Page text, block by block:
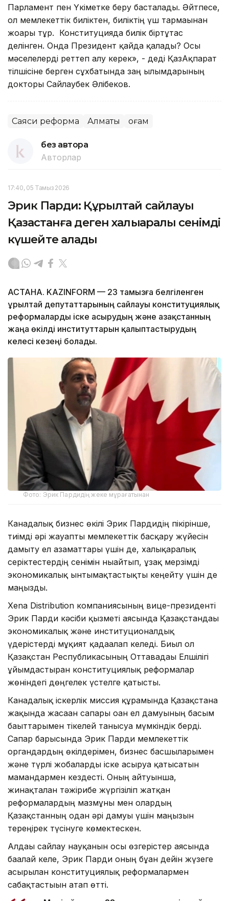
Парламент пен Үкіметке беру басталады. Әйтпесе,
ол мемлекеттік биліктен, биліктің үш тармағынан
жоғары тұр. Конституцияда билік біртұтас
делінген. Онда Президент қайда қалады? Осы
мәселелерді реттеп алу керек», - деді ҚазАқпарат
тілшісіне берген сұхбатында заң ғылымдарының
докторы Сайлаубек Әлібеков.
Саяси реформа Алматы Қоғам
без автора
Авторлар
17:40, 05 Тамыз 2026
Эрик Парди: Құрылтай сайлауы
Қазақстанға деген халықаралық сенімді
күшейте алады
АСТАНА. KAZINFORM — 23 тамызға белгіленген
Құрылтай депутаттарының сайлауы конституциялық
реформаларды іске асырудың және Қазақстанның
жаңа өкілді институттарын қалыптастырудың
келесі кезеңі болады.
Фото: Эрик Пардидің жеке мұрағатынан
Канадалық бизнес өкілі Эрик Пардидің пікірінше,
тиімді әрі жауапты мемлекеттік басқару жүйесін
дамыту ел азаматтары үшін де, халықаралық
серіктестердің сенімін нығайтып, ұзақ мерзімді
экономикалық ынтымақтастықты кеңейту үшін де
маңызды.
Xena Distribution компаниясының вице-президенті
Эрик Парди кәсіби қызметі аясында Қазақстандағы
экономикалық және институционалдық
үдерістерді мұқият қадағалап келеді. Биыл ол
Қазақстан Республикасының Оттавадағы Елшілігі
ұйымдастырған конституциялық реформалар
жөніндегі дөңгелек үстелге қатысты.
Канадалық іскерлік миссия құрамында Қазақстанға
жақында жасаған сапары оған ел дамуының басым
бағыттарымен тікелей танысуға мүмкіндік берді.
Сапар барысында Эрик Парди мемлекеттік
органдардың өкілдерімен, бизнес басшыларымен
және түрлі жобаларды іске асыруға қатысатын
мамандармен кездесті. Оның айтуынша,
жинақталған тәжірибе жүргізіліп жатқан
реформалардың мазмұны мен олардың
Қазақстанның одан әрі дамуы үшін маңызын
тереңірек түсінуге көмектескен.
Алдағы сайлау науқанын осы өзгерістер аясында
бағалай келе, Эрик Парди оның бұған дейін жүзеге
асырылған конституциялық реформалармен
сабақтастығын атап өтті.